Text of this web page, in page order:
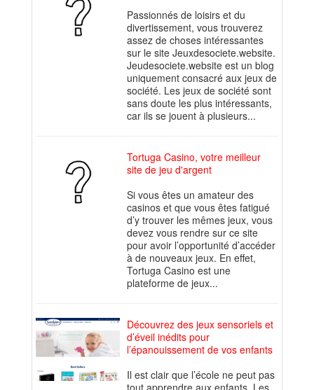
Passionnés de loisirs et du
divertissement, vous trouverez
assez de choses intéressantes
sur le site Jeuxdesociete.website.
Jeudesociete.website est un blog
uniquement consacré aux jeux de
société. Les jeux de société sont
sans doute les plus intéressants,
car ils se jouent à plusieurs...
Tortuga Casino, votre meilleur
site de jeu d'argent
Si vous êtes un amateur des
casinos et que vous êtes fatigué
d’y trouver les mêmes jeux, vous
devez vous rendre sur ce site
pour avoir l’opportunité d’accéder
à de nouveaux jeux. En effet,
Tortuga Casino est une
plateforme de jeux...
Découvrez des jeux sensoriels et
d’éveil inédits pour
l’épanouissement de vos enfants
Il est clair que l’école ne peut pas